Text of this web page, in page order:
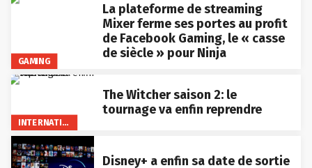
GAMING
La plateforme de streaming
Mixer ferme ses portes au profit
de Facebook Gaming, le « casse
de siècle » pour Ninja
INTERNATIONAL
The Witcher saison 2: le
tournage va enfin reprendre
Disney+ a enfin sa date de sortie